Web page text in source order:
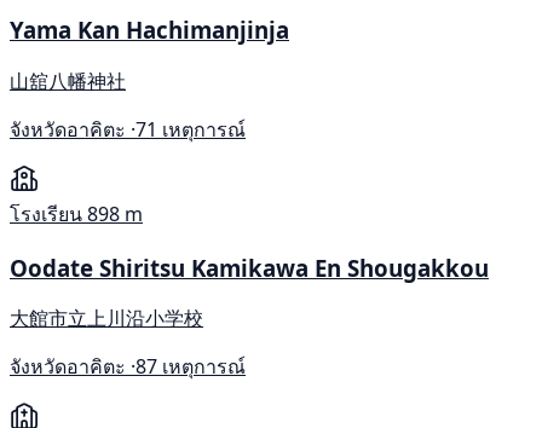
Yama Kan Hachimanjinja
山舘八幡神社
จังหวัดอาคิตะ ·71 เหตุการณ์
โรงเรียน898 m
Oodate Shiritsu Kamikawa En Shougakkou
大館市立上川沿小学校
จังหวัดอาคิตะ ·87 เหตุการณ์